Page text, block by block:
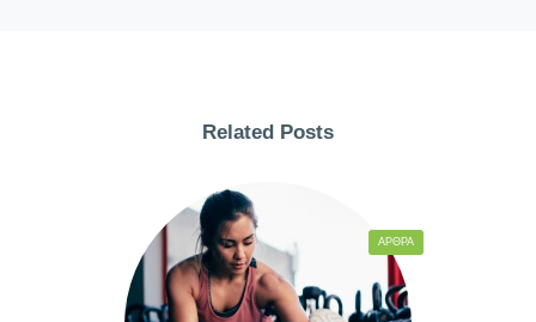
Related Posts
ΆΡΘΡΑ